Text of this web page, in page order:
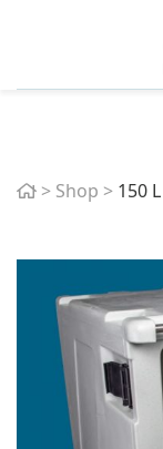
Home
> Shop > 150